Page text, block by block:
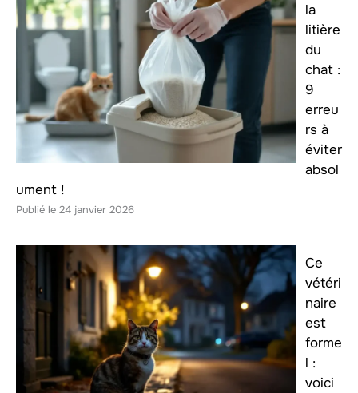
la
litière
du
chat :
9
erreu
rs à
éviter
absol
ument !
24 janvier 2026
Ce
vétéri
naire
est
forme
l :
voici